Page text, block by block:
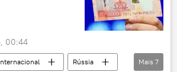
00:44
Rússia
Mais 7